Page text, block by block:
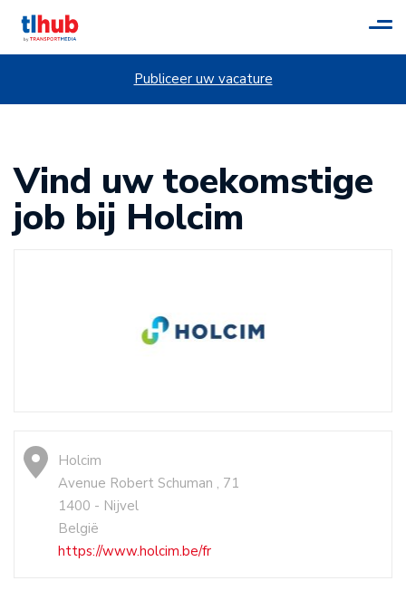
Publiceer uw vacature
Vind uw toekomstige
job bij Holcim
Holcim
Avenue Robert Schuman , 71
1400 - Nijvel
België
https://www.holcim.be/fr